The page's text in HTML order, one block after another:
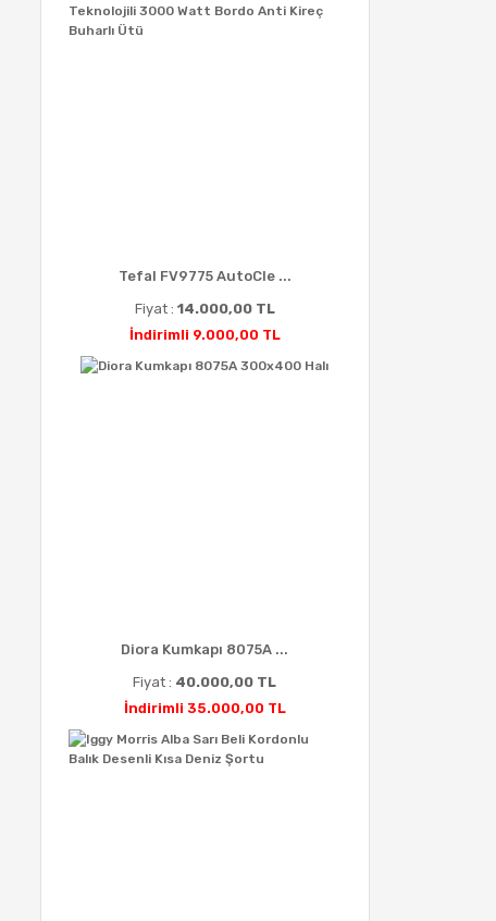
Tefal FV9775 AutoCle ...
Fiyat : 14.000,00 TL
İndirimli 9.000,00 TL
Diora Kumkapı 8075A ...
Fiyat : 40.000,00 TL
İndirimli 35.000,00 TL